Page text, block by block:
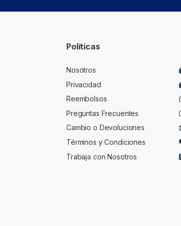
Políticas
Nosotros
Privacidad
Reembolsos
Preguntas Frecuentes
Cambio o Devoluciones
Términos y Condiciones
Trabaja con Nosotros